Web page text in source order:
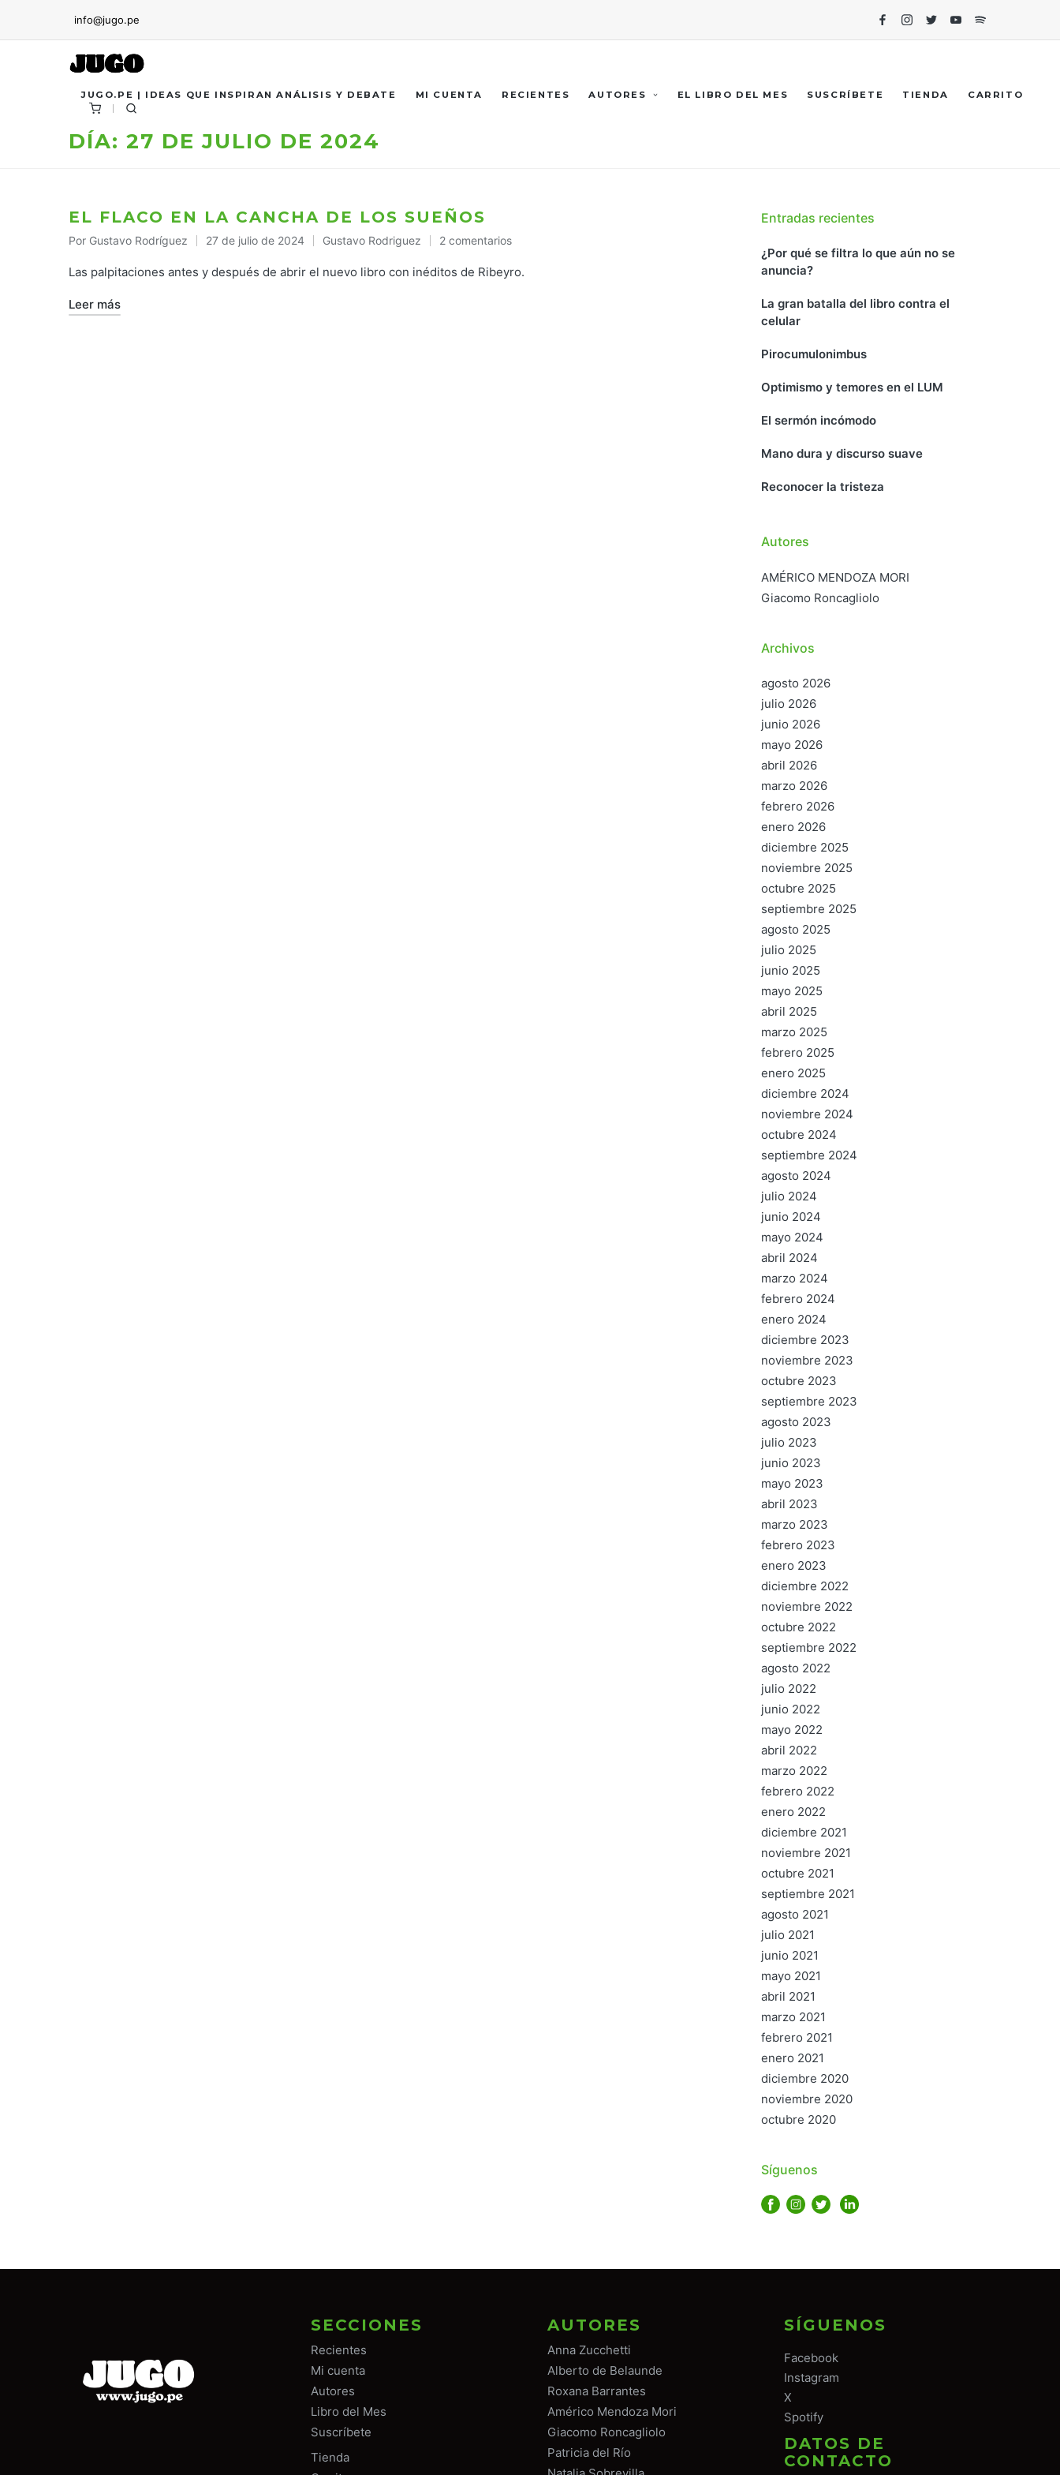
info@jugo.pe
FacebookInstagram
TwitterYoutubeSpotify
JUGO.PE | IDEAS QUE INSPIRAN ANÁLISIS Y DEBATE MI CUENTA RECIENTES AUTORES EL LIBRO DEL MES SUSCRÍBETE TIENDA CARRITO
DÍA: 27 DE JULIO DE 2024
EL FLACO EN LA CANCHA DE LOS SUEÑOS
Publicado
por
Por Gustavo Rodríguez 27 de julio de 2024
Publicado
en
Gustavo Rodriguez 2 comentarios
Las palpitaciones antes y después de abrir el nuevo libro con inéditos de Ribeyro.
Leer más
Entradas recientes
¿Por qué se filtra lo que aún no se
anuncia?
La gran batalla del libro contra el
celular
Pirocumulonimbus
Optimismo y temores en el LUM
El sermón incómodo
Mano dura y discurso suave
Reconocer la tristeza
Autores
AMÉRICO MENDOZA MORI
Giacomo Roncagliolo
Archivos
agosto 2026
julio 2026
junio 2026
mayo 2026
abril 2026
marzo 2026
febrero 2026
enero 2026
diciembre 2025
noviembre 2025
octubre 2025
septiembre 2025
agosto 2025
julio 2025
junio 2025
mayo 2025
abril 2025
marzo 2025
febrero 2025
enero 2025
diciembre 2024
noviembre 2024
octubre 2024
septiembre 2024
agosto 2024
julio 2024
junio 2024
mayo 2024
abril 2024
marzo 2024
febrero 2024
enero 2024
diciembre 2023
noviembre 2023
octubre 2023
septiembre 2023
agosto 2023
julio 2023
junio 2023
mayo 2023
abril 2023
marzo 2023
febrero 2023
enero 2023
diciembre 2022
noviembre 2022
octubre 2022
septiembre 2022
agosto 2022
julio 2022
junio 2022
mayo 2022
abril 2022
marzo 2022
febrero 2022
enero 2022
diciembre 2021
noviembre 2021
octubre 2021
septiembre 2021
agosto 2021
julio 2021
junio 2021
mayo 2021
abril 2021
marzo 2021
febrero 2021
enero 2021
diciembre 2020
noviembre 2020
octubre 2020
Síguenos
SECCIONES
Recientes
Mi cuenta
Autores
Libro del Mes
Suscríbete
Tienda
AUTORES
Anna Zucchetti
Alberto de Belaunde
Roxana Barrantes
Américo Mendoza Mori
Giacomo Roncagliolo
Patricia del Río
SÍGUENOS
Facebook
Instagram
X
Spotify
DATOS DE
CONTACTO